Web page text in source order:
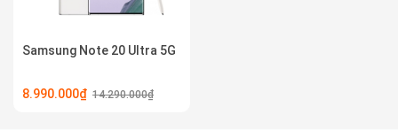
Samsung Note 20 Ultra 5G
8.990.000₫ 14.290.000₫